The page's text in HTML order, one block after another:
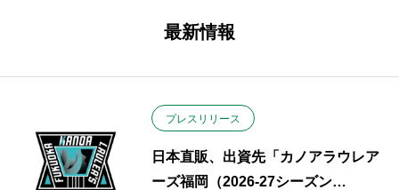
最新情報
プレスリリース
日本直販、出資先「カノアラウレア
ーズ福岡（2026-27シーズン